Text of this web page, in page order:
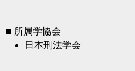
■ 所属学協会
日本刑法学会